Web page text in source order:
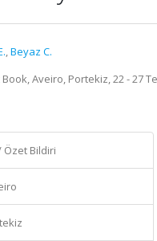
,Beyaz C.
Aveiro, Portekiz, 22 - 27
Özet Bildiri